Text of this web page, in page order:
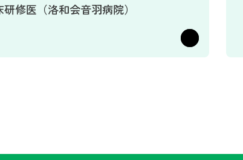
研修医（洛和会音羽病院）